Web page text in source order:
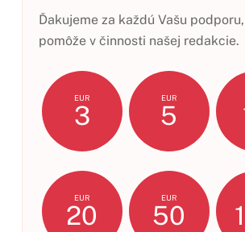
Ďakujeme za každú Vašu
pomôže v činnosti našej redakcie.
EUR
3
EUR
5
EUR
20
EUR
50